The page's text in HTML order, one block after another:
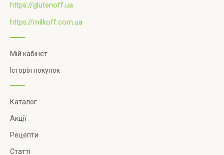
https://glutenoff.ua
https://milkoff.com.ua
Мій кабінет
Історія покупок
Каталог
Акції
Рецепти
Статті